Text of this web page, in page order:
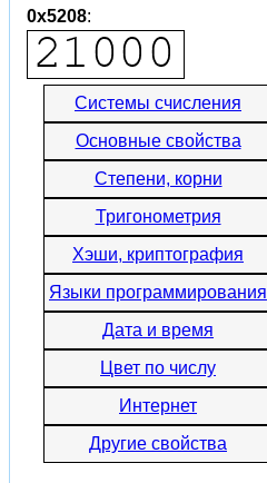
0x5208:
Системы счисления
Основные свойства
Степени, корни
Тригонометрия
Хэши, криптография
Языки программирования
Дата и время
Цвет по числу
Интернет
Другие свойства